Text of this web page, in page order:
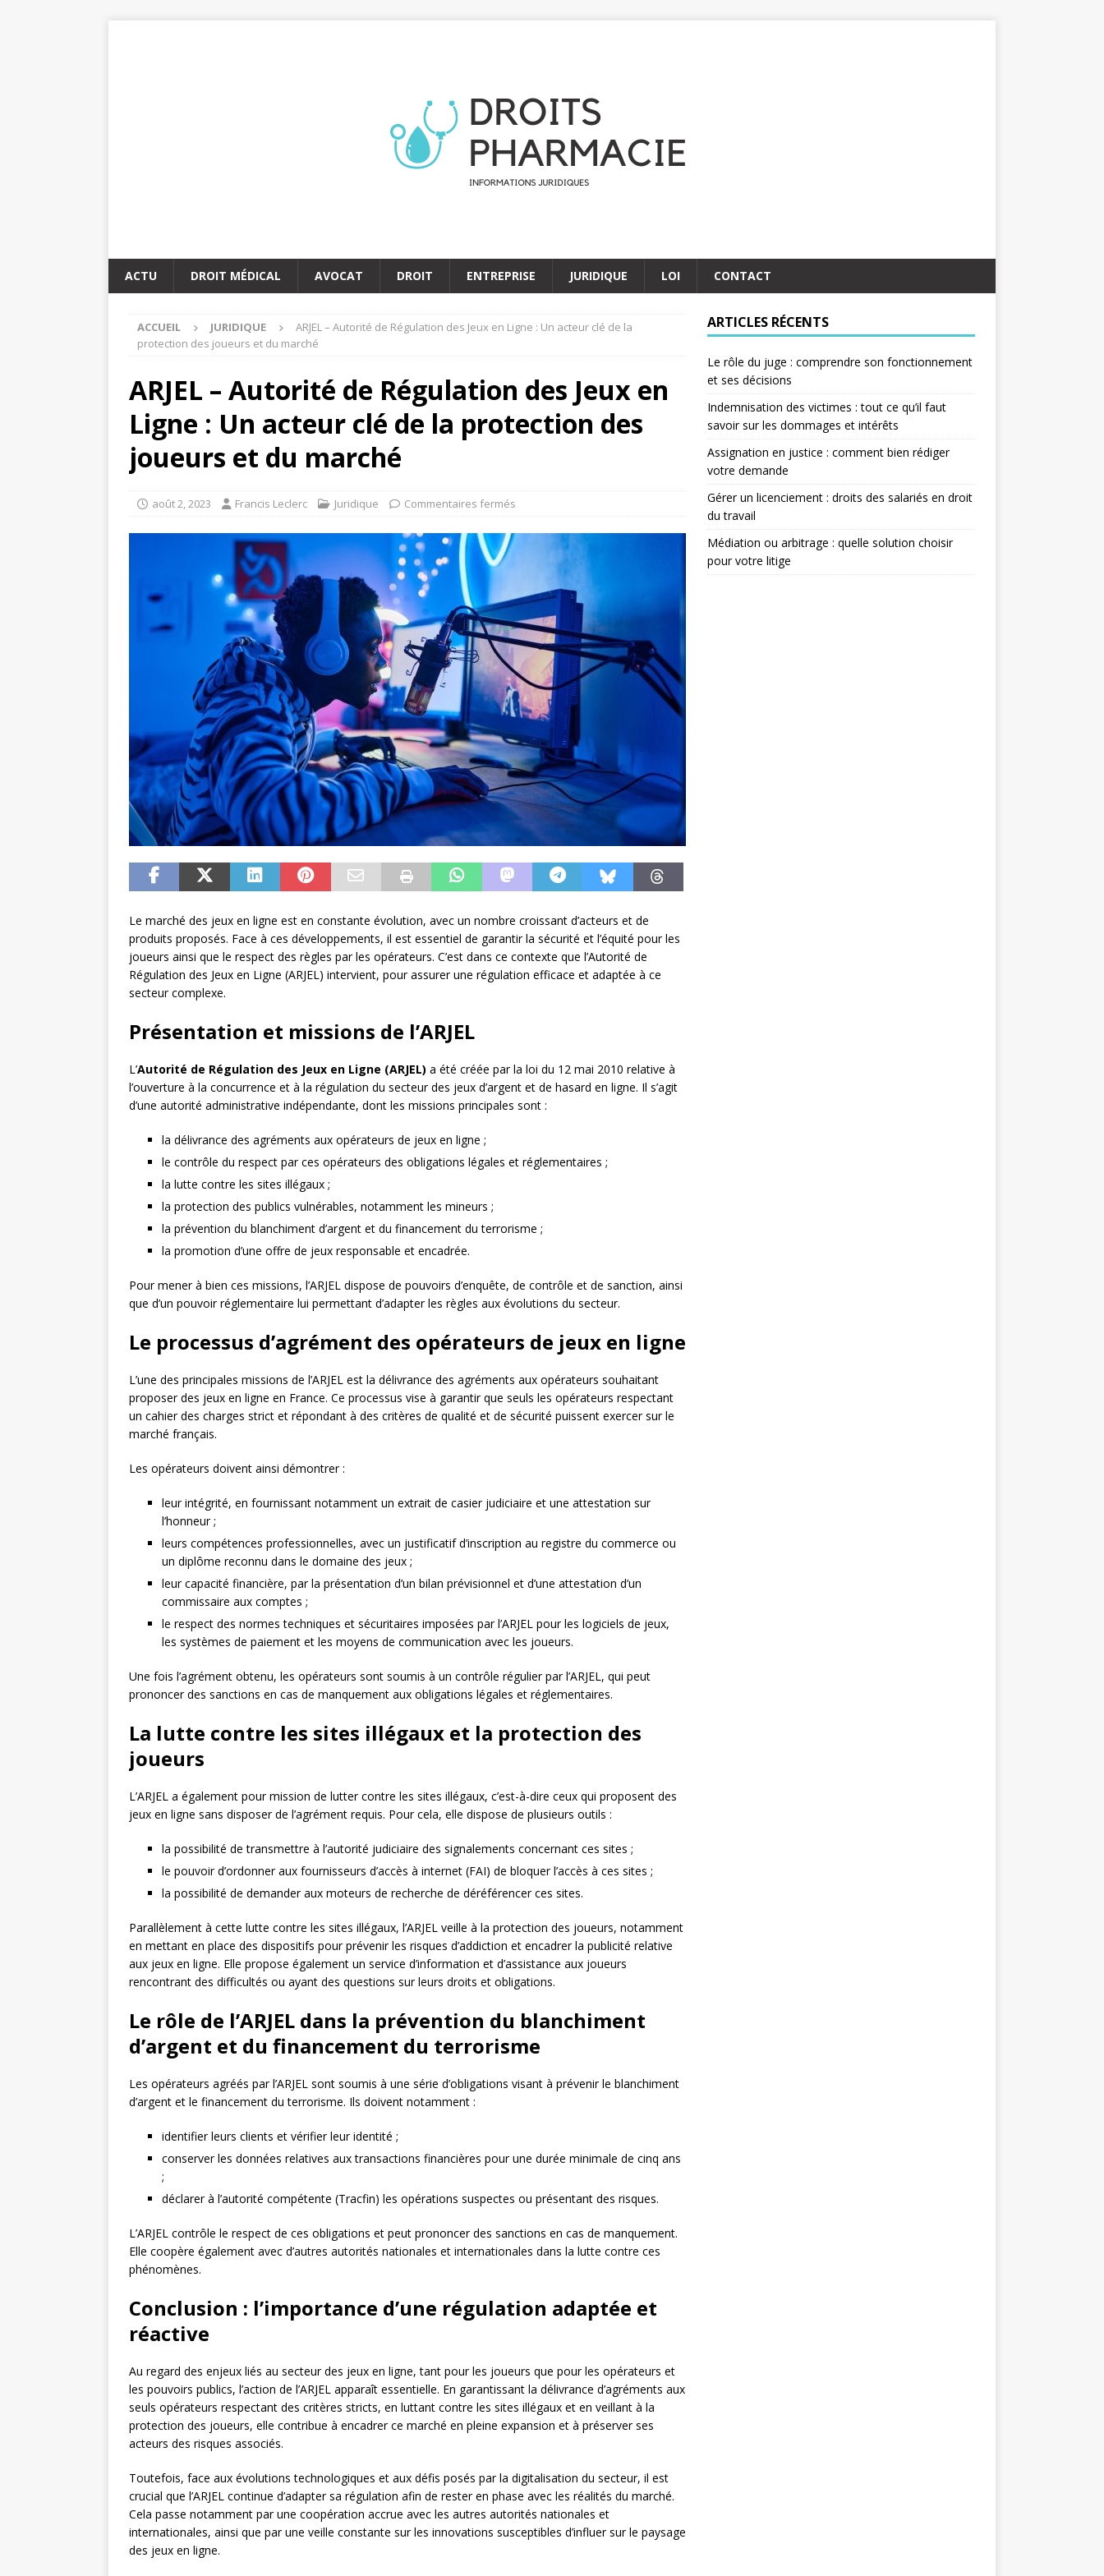
ACTU DROIT MÉDICAL AVOCAT DROIT ENTREPRISE JURIDIQUE LOI CONTACT
ACCUEIL JURIDIQUE
ARJEL – Autorité de Régulation des Jeux en Ligne : Un acteur clé de la
protection des joueurs et du marché
ARJEL – Autorité de Régulation des Jeux en
Ligne : Un acteur clé de la protection des
joueurs et du marché
août 2, 2023 Francis Leclerc Juridique Commentaires fermés
Le marché des jeux en ligne est en constante évolution, avec un nombre croissant d’acteurs et de
produits proposés. Face à ces développements, il est essentiel de garantir la sécurité et l’équité pour les
joueurs ainsi que le respect des règles par les opérateurs. C’est dans ce contexte que l’Autorité de
Régulation des Jeux en Ligne (ARJEL) intervient, pour assurer une régulation efficace et adaptée à ce
secteur complexe.
Présentation et missions de l’ARJEL
L’Autorité de Régulation des Jeux en Ligne (ARJEL) a été créée par la loi du 12 mai 2010 relative à
l’ouverture à la concurrence et à la régulation du secteur des jeux d’argent et de hasard en ligne. Il s’agit
d’une autorité administrative indépendante, dont les missions principales sont :
la délivrance des agréments aux opérateurs de jeux en ligne ;
le contrôle du respect par ces opérateurs des obligations légales et réglementaires ;
la lutte contre les sites illégaux ;
la protection des publics vulnérables, notamment les mineurs ;
la prévention du blanchiment d’argent et du financement du terrorisme ;
la promotion d’une offre de jeux responsable et encadrée.
Pour mener à bien ces missions, l’ARJEL dispose de pouvoirs d’enquête, de contrôle et de sanction, ainsi
que d’un pouvoir réglementaire lui permettant d’adapter les règles aux évolutions du secteur.
Le processus d’agrément des opérateurs de jeux en ligne
L’une des principales missions de l’ARJEL est la délivrance des agréments aux opérateurs souhaitant
proposer des jeux en ligne en France. Ce processus vise à garantir que seuls les opérateurs respectant
un cahier des charges strict et répondant à des critères de qualité et de sécurité puissent exercer sur le
marché français.
Les opérateurs doivent ainsi démontrer :
leur intégrité, en fournissant notamment un extrait de casier judiciaire et une attestation sur
l’honneur ;
leurs compétences professionnelles, avec un justificatif d’inscription au registre du commerce ou
un diplôme reconnu dans le domaine des jeux ;
leur capacité financière, par la présentation d’un bilan prévisionnel et d’une attestation d’un
commissaire aux comptes ;
le respect des normes techniques et sécuritaires imposées par l’ARJEL pour les logiciels de jeux,
les systèmes de paiement et les moyens de communication avec les joueurs.
Une fois l’agrément obtenu, les opérateurs sont soumis à un contrôle régulier par l’ARJEL, qui peut
prononcer des sanctions en cas de manquement aux obligations légales et réglementaires.
La lutte contre les sites illégaux et la protection des
joueurs
L’ARJEL a également pour mission de lutter contre les sites illégaux, c’est-à-dire ceux qui proposent des
jeux en ligne sans disposer de l’agrément requis. Pour cela, elle dispose de plusieurs outils :
la possibilité de transmettre à l’autorité judiciaire des signalements concernant ces sites ;
le pouvoir d’ordonner aux fournisseurs d’accès à internet (FAI) de bloquer l’accès à ces sites ;
la possibilité de demander aux moteurs de recherche de déréférencer ces sites.
Parallèlement à cette lutte contre les sites illégaux, l’ARJEL veille à la protection des joueurs, notamment
en mettant en place des dispositifs pour prévenir les risques d’addiction et encadrer la publicité relative
aux jeux en ligne. Elle propose également un service d’information et d’assistance aux joueurs
rencontrant des difficultés ou ayant des questions sur leurs droits et obligations.
Le rôle de l’ARJEL dans la prévention du blanchiment
d’argent et du financement du terrorisme
Les opérateurs agréés par l’ARJEL sont soumis à une série d’obligations visant à prévenir le blanchiment
d’argent et le financement du terrorisme. Ils doivent notamment :
identifier leurs clients et vérifier leur identité ;
conserver les données relatives aux transactions financières pour une durée minimale de cinq ans
;
déclarer à l’autorité compétente (Tracfin) les opérations suspectes ou présentant des risques.
L’ARJEL contrôle le respect de ces obligations et peut prononcer des sanctions en cas de manquement.
Elle coopère également avec d’autres autorités nationales et internationales dans la lutte contre ces
phénomènes.
Conclusion : l’importance d’une régulation adaptée et
réactive
Au regard des enjeux liés au secteur des jeux en ligne, tant pour les joueurs que pour les opérateurs et
les pouvoirs publics, l’action de l’ARJEL apparaît essentielle. En garantissant la délivrance d’agréments aux
seuls opérateurs respectant des critères stricts, en luttant contre les sites illégaux et en veillant à la
protection des joueurs, elle contribue à encadrer ce marché en pleine expansion et à préserver ses
acteurs des risques associés.
Toutefois, face aux évolutions technologiques et aux défis posés par la digitalisation du secteur, il est
crucial que l’ARJEL continue d’adapter sa régulation afin de rester en phase avec les réalités du marché.
Cela passe notamment par une coopération accrue avec les autres autorités nationales et
internationales, ainsi que par une veille constante sur les innovations susceptibles d’influer sur le paysage
des jeux en ligne.
ARTICLES RÉCENTS
Le rôle du juge : comprendre son fonctionnement
et ses décisions
Indemnisation des victimes : tout ce qu’il faut
savoir sur les dommages et intérêts
Assignation en justice : comment bien rédiger
votre demande
Gérer un licenciement : droits des salariés en droit
du travail
Médiation ou arbitrage : quelle solution choisir
pour votre litige